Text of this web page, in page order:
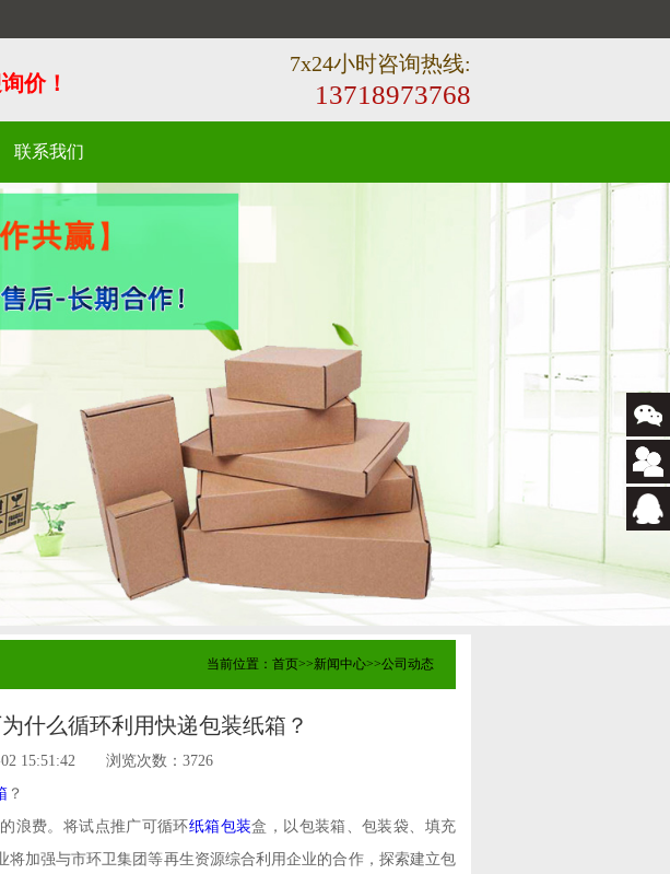
我们及时补货！
价！
7x24小时咨询热线:
13718973768
联系我们
当前位置： 首页>>新闻中心>>公司动态
什么循环利用快递包装纸箱？
02 15:51:42 浏览次数： 3726
？
浪费。将试点推广可循环纸箱包装盒，以包装箱、包装袋、填充
加强与市环卫集团等再生资源综合利用企业的合作，探索建立包